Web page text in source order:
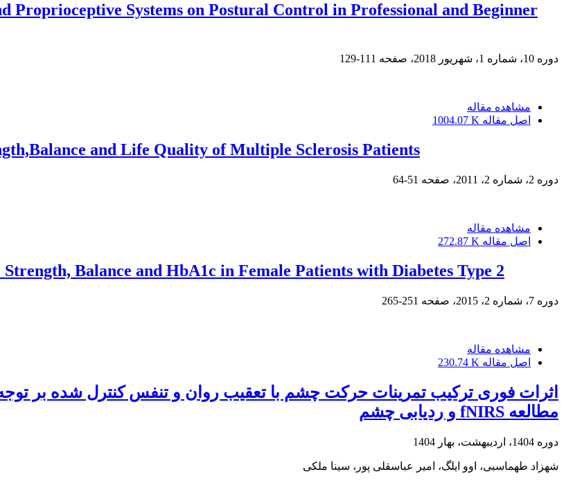
Systems on Postural Control in Professional and Beginner
دوره 10، شماره 1، شهریور 2018، صفحه 111-129
مشاهده مقاله
اصل مقاله 1004.07 K
and Life Quality of Multiple Sclerosis Patients
دوره 2، شماره 2، 2011، صفحه 51-64
مشاهده مقاله
اصل مقاله 272.87 K
Balance and HbA1c in Female Patients with Diabetes Type 2
دوره 7، شماره 2، 2015، صفحه 251-265
مشاهده مقاله
اصل مقاله 230.74 K
اثرات فوری ترکیب تمرینات حرکت چشم با تعقیب روان و تنفس کنترل شده بر
مطالعه fNIRS و ردیابی چشم
دوره 1404، اردیبهشت، بهار 1404
شهزاد طهماسبی، اوو ایلگ، امیر عباسقلی پور، سینا ملکی